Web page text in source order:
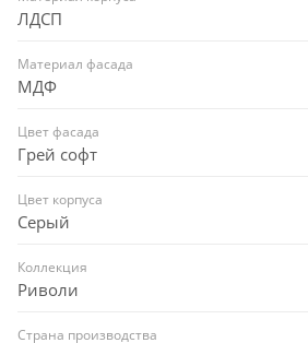
ЛДСП
Материал фасада
МДФ
Цвет фасада
Грей софт
Цвет корпуса
Серый
Коллекция
Риволи
Страна производства